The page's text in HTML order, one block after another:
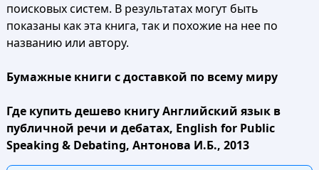
поисковых систем. В результатах могут быть
показаны как эта книга, так и похожие на нее по
названию или автору.
Бумажные книги с доставкой по всему миру
Где купить дешево книгу Английский язык в
публичной речи и дебатах, English for Public
Speaking & Debating, Антонова И.Б., 2013